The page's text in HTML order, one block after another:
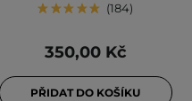
184
350,00 Kč
PŘIDAT DO KOŠÍKU